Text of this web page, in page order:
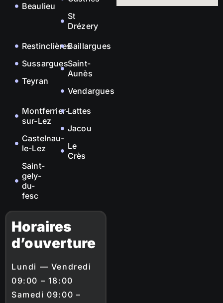
Beaulieu
St
Drézery
Restinclières
Sussargues
Teyran
Baillargues
Saint-
Aunès
Vendargues
Montferrier-
sur-Lez
Castelnau-
le-Lez
Saint-
gely-
du-
fesc
Lattes
Jacou
Le
Crès
Horaires
d’ouverture
Lundi — Vendredi
09:00 – 18:00
Samedi 09:00 –